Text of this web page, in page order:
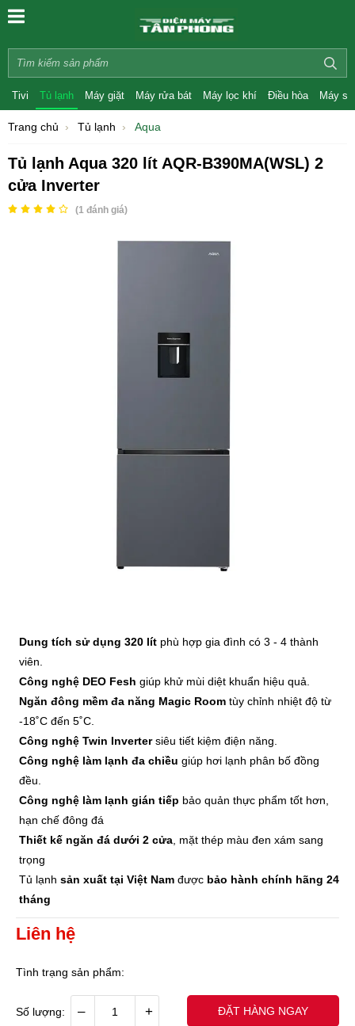
Tivi Tủ lạnh Máy giặt Máy rửa bát Máy lọc khí Điều hòa Máy
Trang chủ Tủ lạnh Aqua
Tủ lạnh Aqua 320 lít AQR-B390MA(WSL) 2
cửa Inverter
(1 đánh giá)
Dung tích sử dụng 320 lít phù hợp gia đình có 3 - 4 thành
viên.
Công nghệ DEO Fesh giúp khử mùi diệt khuẩn hiệu quả.
Ngăn đông mềm đa năng Magic Room tùy chỉnh nhiệt độ từ
-18˚C đến 5˚C.
Công nghệ Twin Invertersiêu tiết kiệm điện năng.
Công nghệ làm lạnh đa chiều giúp hơi lạnh phân bố đồng
đều.
Công nghệ làm lạnh gián tiếp bảo quản thực phẩm tốt hơn,
hạn chế đông đá
Thiết kế ngăn đá dưới 2 cửa , mặt thép màu đen xám sang
trọng
Tủ lạnh sản xuất tại Việt Nam được bảo hành chính hãng 24
tháng
Liên hệ
Tình trạng sản phẩm:
Số lượng: – + ĐẶT HÀNG NGAY